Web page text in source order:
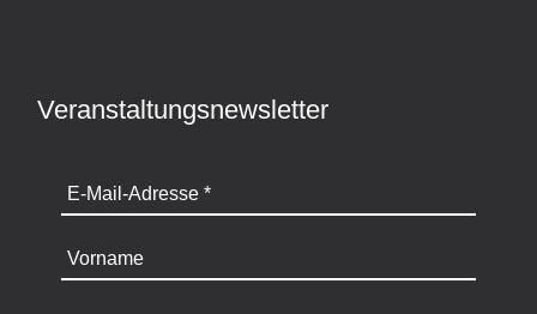
Veranstaltungsnewsletter